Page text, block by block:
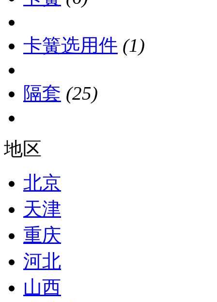
卡簧选用件 (1)
隔套 (25)
地区
北京
天津
重庆
河北
山西